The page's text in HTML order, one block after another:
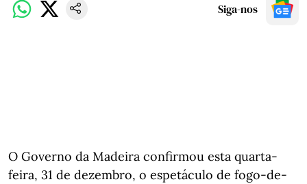
Siga-nos
O Governo da Madeira confirmou esta quarta-
feira, 31 de dezembro, o espetáculo de fogo-de-